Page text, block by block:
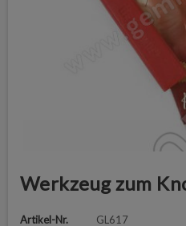
Werkzeug zum
Artikel-Nr.
GL617